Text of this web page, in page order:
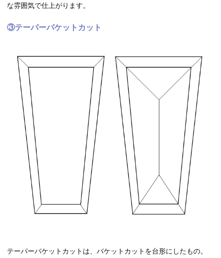
な雰囲気で仕上がります。
③テーパーバケットカット
テーパーバケットカットは、バケットカットを台形にしたもの。